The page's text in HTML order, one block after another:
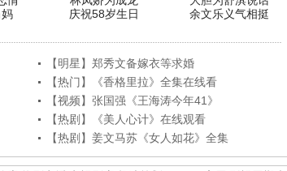
庆祝58岁生日
余文乐义气相挺
【明星】郑秀文备嫁衣等求婚
【热门】《香格里拉》全集在线看
【视频】张国强《王海涛今年41》
【热剧】《美人心计》在线观看
【热剧】姜文马苏《女人如花》全集